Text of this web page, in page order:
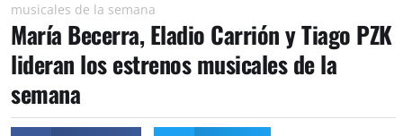
musicales de la semana
María Becerra, Eladio Carrión y Tiago PZK
lideran los estrenos musicales de la
semana